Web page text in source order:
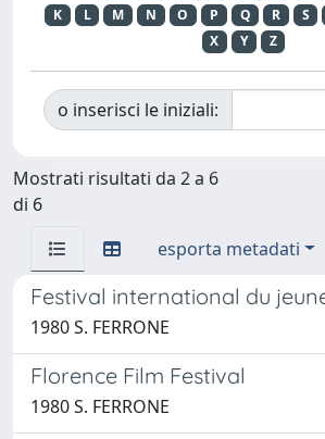
K
L M N O P Q R S
X
Y Z
o inserisci le iniziali:
Mostrati risultati da 2 a 6
di 6
esporta metadati
Festival international du
1980 S. FERRONE
Florence Film Festival
1980 S. FERRONE